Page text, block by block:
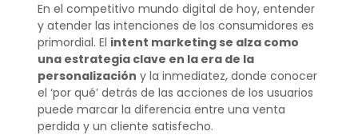
En el competitivo mundo digital de hoy, entender
y atender las intenciones de los consumidores es
primordial. El intent marketing se alza como
una estrategia clave en la era de la
personalización y la inmediatez, donde conocer
el ‘por qué’ detrás de las acciones de los usuarios
puede marcar la diferencia entre una venta
perdida y un cliente satisfecho.